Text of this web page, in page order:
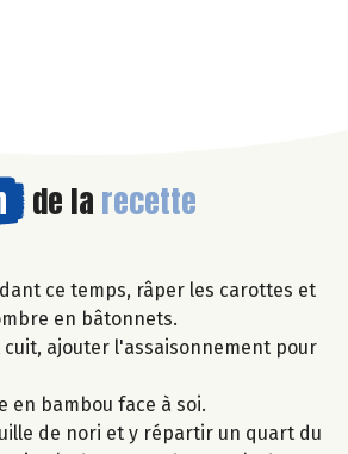
de la recette
ce temps, râper les carottes et
en bâtonnets.
cuit, ajouter l'assaisonnement pour
en bambou face à soi.
de nori et y répartir un quart du